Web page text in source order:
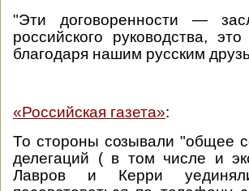
"Эти договоренности —
российского руководства,
благодаря нашим русским
«Российская газета»:
То стороны созывали "общее
делегаций ( в том числе и
Лавров и Керри